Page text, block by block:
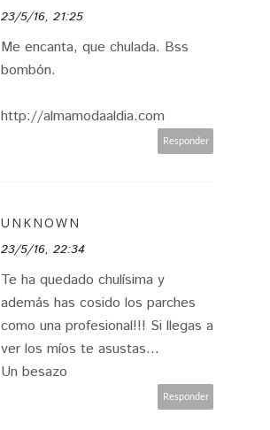
23/5/16, 21:25
Me encanta, que chulada. Bss
bombón.
http://almamodaaldia.com
Responder
UNKNOWN
23/5/16, 22:34
Te ha quedado chulísima y
además has cosido los parches
como una profesional!!! Si llegas a
ver los míos te asustas...
Un besazo
Responder